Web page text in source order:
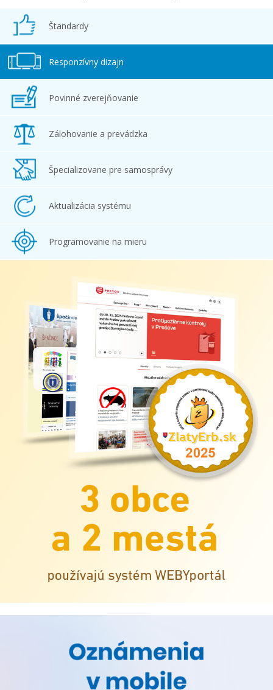
Štandardy
Responzívny dizajn
Povinné zverejňovanie
Zálohovanie a prevádzka
Špecializovane pre samosprávy
Aktualizácia systému
Programovanie na mieru